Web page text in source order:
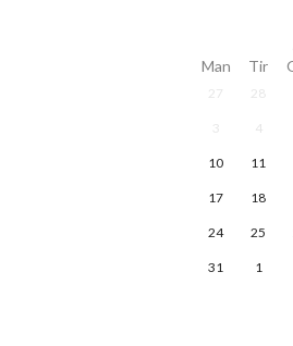
Man Tir
27 28
3 4
10 11
17 18
24 25
31 1